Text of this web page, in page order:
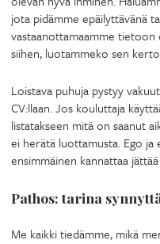
jota pidämme epäilyttävänä
vastaanottamaamme tietoon
siihen, luotammeko sen
Loistava puhuja pystyy
CV:llaan. Jos kouluttaja
listatakseen mitä on saanut
ei herätä luottamusta. Ego ja
ensimmäinen kannattaa
Pathos: tarina
Me kaikki tiedämme, mikä